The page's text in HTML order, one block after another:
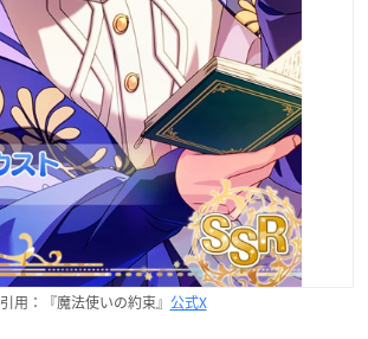
引用：『魔法使いの約束』 公式X